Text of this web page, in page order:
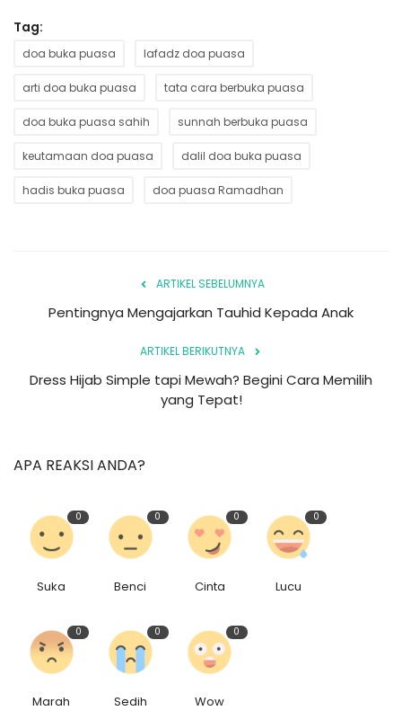
Tag:
doa buka puasa lafadz doa puasa
arti doa buka puasa tata cara berbuka puasa
doa buka puasa sahih sunnah berbuka puasa
keutamaan doa puasa dalil doa buka puasa
hadis buka puasa doa puasa Ramadhan
ARTIKEL SEBELUMNYA
Pentingnya Mengajarkan Tauhid Kepada Anak
ARTIKEL BERIKUTNYA
Dress Hijab Simple tapi Mewah? Begini Cara Memilih
yang Tepat!
APA REAKSI ANDA?
0
Suka
0
Benci
0
Cinta
0
Lucu
0
Marah
0
Sedih
0
Wow